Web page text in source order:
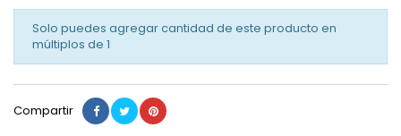
Solo puedes agregar cantidad de este producto en
múltiplos de 1
Compartir